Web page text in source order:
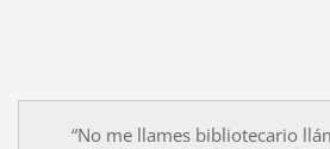
“No me llames bibliotecario